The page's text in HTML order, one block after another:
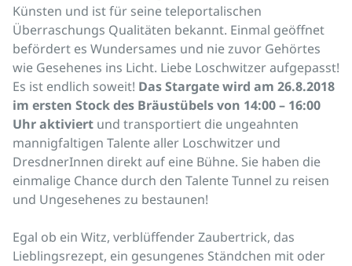
Künsten und ist für seine teleportalischen
Überraschungs Qualitäten bekannt. Einmal geöffnet
befördert es Wundersames und nie zuvor Gehörtes
wie Gesehenes ins Licht. Liebe Loschwitzer aufgepasst!
Es ist endlich soweit! Das Stargate wird am 26.8.2018
im ersten Stock des Bräustübels von 14:00 – 16:00
Uhr aktiviert und transportiert die ungeahnten
mannigfaltigen Talente aller Loschwitzer und
DresdnerInnen direkt auf eine Bühne. Sie haben die
einmalige Chance durch den Talente Tunnel zu reisen
und Ungesehenes zu bestaunen!
Egal ob ein Witz, verblüffender Zaubertrick, das
Lieblingsrezept, ein gesungenes Ständchen mit oder